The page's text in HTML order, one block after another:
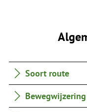
Soort route
Bewegwijzering